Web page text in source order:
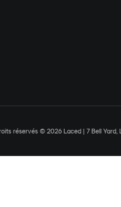
réservés © 2026 Laced | 7 Bell